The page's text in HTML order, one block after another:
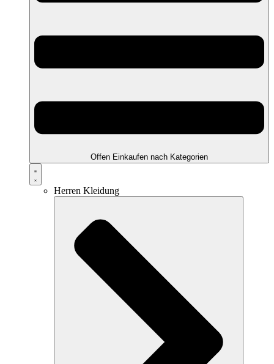
Offen Einkaufen nach Kategorien
Herren Kleidung